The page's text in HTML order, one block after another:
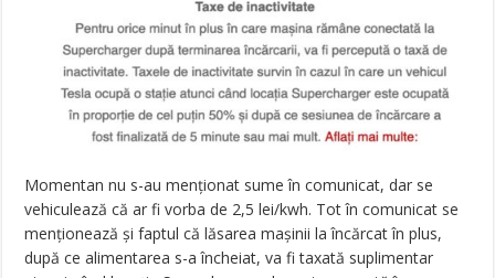
Momentan nu s-au menționat sume în comunicat, dar se
vehiculează că ar fi vorba de 2,5 lei/kwh. Tot în comunicat se
menționează și faptul că lăsarea mașinii la încărcat în plus,
după ce alimentarea s-a încheiat, va fi taxată suplimentar